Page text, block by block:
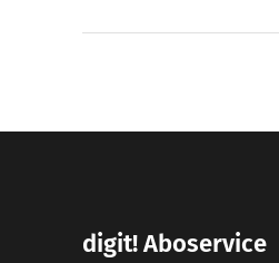
digit! Aboservice